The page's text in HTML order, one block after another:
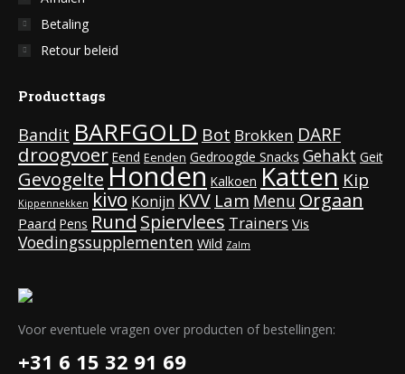
Betaling
Retour beleid
Producttags
Bandit BARFGOLD Bot Brokken DARF
droogvoer Eend Eenden Gedroogde Snacks Gehakt Geit
GevogelteHonden Kalkoen Katten Kip
Kippennekken kivo Konijn KVV Lam Menu Orgaan
Paard Pens Rund Spiervlees Trainers Vis
Voedingssupplementen Wild Zalm
Voor eventuele vragen over producten of bestellingen:
+31 6 15 32 91 69